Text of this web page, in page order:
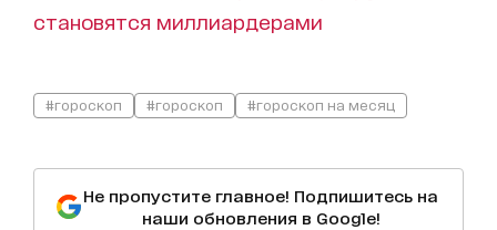
становятся миллиардерами
#гороскоп #гороскоп #гороскоп на месяц
Не пропустите главное! Подпишитесь на
наши обновления в Google!